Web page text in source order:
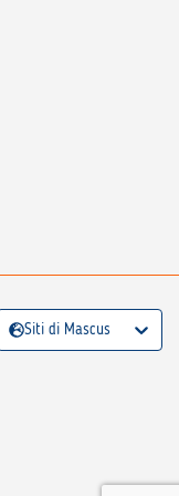
Siti di Mascus